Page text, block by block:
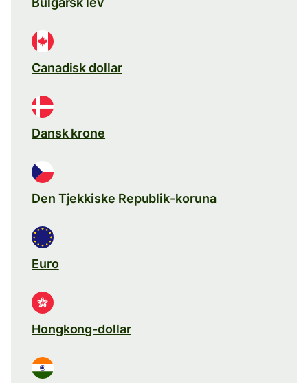
Canadisk dollar
Dansk krone
Den Tjekkiske Republik-koruna
Euro
Hongkong-dollar